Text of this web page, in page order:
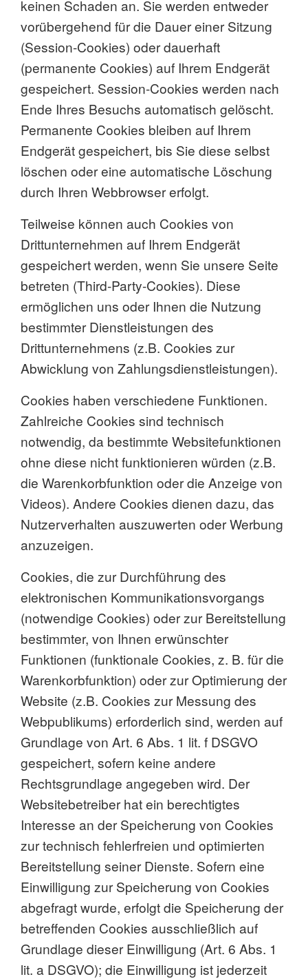
keinen Schaden an. Sie werden entweder
vorübergehend für die Dauer einer Sitzung
(Session-Cookies) oder dauerhaft
(permanente Cookies) auf Ihrem Endgerät
gespeichert. Session-Cookies werden nach
Ende Ihres Besuchs automatisch gelöscht.
Permanente Cookies bleiben auf Ihrem
Endgerät gespeichert, bis Sie diese selbst
löschen oder eine automatische Löschung
durch Ihren Webbrowser erfolgt.
Teilweise können auch Cookies von
Drittunternehmen auf Ihrem Endgerät
gespeichert werden, wenn Sie unsere Seite
betreten (Third-Party-Cookies). Diese
ermöglichen uns oder Ihnen die Nutzung
bestimmter Dienstleistungen des
Drittunternehmens (z.B. Cookies zur
Abwicklung von Zahlungsdienstleistungen).
Cookies haben verschiedene Funktionen.
Zahlreiche Cookies sind technisch
notwendig, da bestimmte Websitefunktionen
ohne diese nicht funktionieren würden (z.B.
die Warenkorbfunktion oder die Anzeige von
Videos). Andere Cookies dienen dazu, das
Nutzerverhalten auszuwerten oder Werbung
anzuzeigen.
Cookies, die zur Durchführung des
elektronischen Kommunikationsvorgangs
(notwendige Cookies) oder zur Bereitstellung
bestimmter, von Ihnen erwünschter
Funktionen (funktionale Cookies, z. B. für die
Warenkorbfunktion) oder zur Optimierung der
Website (z.B. Cookies zur Messung des
Webpublikums) erforderlich sind, werden auf
Grundlage von Art. 6 Abs. 1 lit. f DSGVO
gespeichert, sofern keine andere
Rechtsgrundlage angegeben wird. Der
Websitebetreiber hat ein berechtigtes
Interesse an der Speicherung von Cookies
zur technisch fehlerfreien und optimierten
Bereitstellung seiner Dienste. Sofern eine
Einwilligung zur Speicherung von Cookies
abgefragt wurde, erfolgt die Speicherung der
betreffenden Cookies ausschließlich auf
Grundlage dieser Einwilligung (Art. 6 Abs. 1
lit. a DSGVO); die Einwilligung ist jederzeit